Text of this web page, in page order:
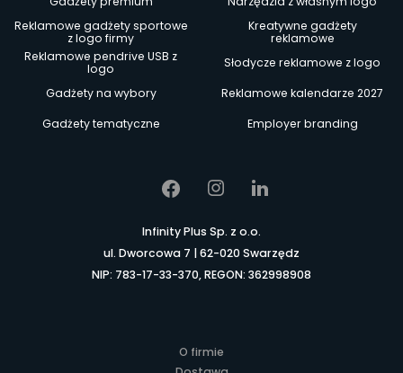
Reklamowe gadżety sportowe
z logo firmy
Kreatywne gadżety
reklamowe
Reklamowe pendrive USB z
logo
Słodycze reklamowe z logo
Gadżety na wybory
Reklamowe kalendarze 2027
Gadżety tematyczne
Employer branding
Infinity Plus Sp. z o.o.
ul. Dworcowa 7 | 62-020 Swarzędz
NIP: 783-17-33-370, REGON: 362998908
O firmie